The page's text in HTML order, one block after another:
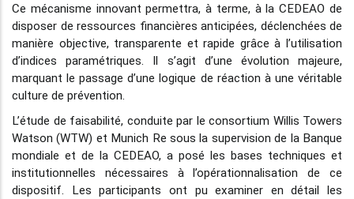
Ce mécanisme innovant permettra, à terme, à la CEDEAO de
disposer de ressources financières anticipées, déclenchées de
manière objective, transparente et rapide grâce à l’utilisation
d’indices paramétriques. Il s’agit d’une évolution majeure,
marquant le passage d’une logique de réaction à une véritable
culture de prévention.
L’étude de faisabilité, conduite par le consortium Willis Towers
Watson (WTW) et Munich Re sous la supervision de la Banque
mondiale et de la CEDEAO, a posé les bases techniques et
institutionnelles nécessaires à l’opérationnalisation de ce
dispositif. Les participants ont pu examiner en détail les